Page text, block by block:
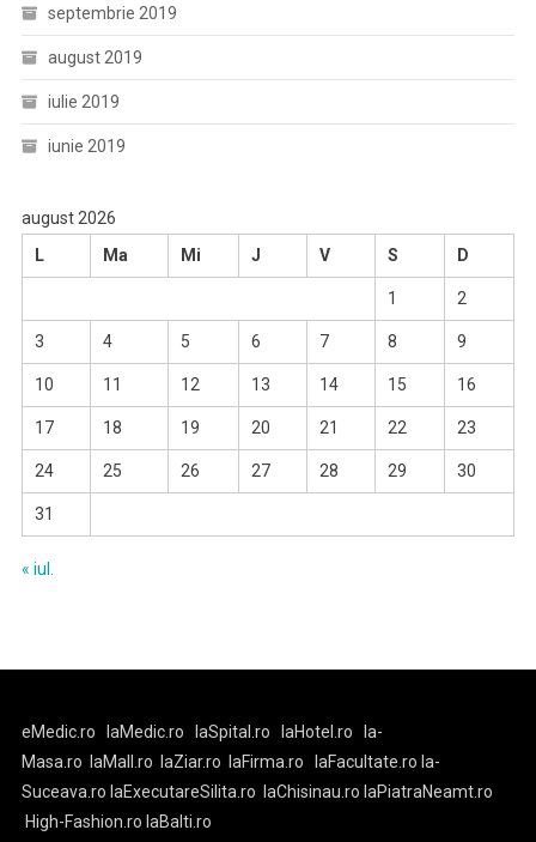
septembrie 2019
august 2019
iulie 2019
iunie 2019
august 2026
L
Ma Mi J V S D
1 2
3 4 5 6 7 8 9
10 11 12 13 14 15 16
17 18 19 20 21 22 23
24 25 26 27 28 29 30
31
« iul.
eMedic.ro laMedic.ro laSpital.ro laHotel.ro
la-
Masa.ro
laMall.ro laZiar.ro laFirma.ro laFacultate.ro la-
Suceava.ro laExecutareSilita.ro laChisinau.ro laPiatraNeamt.ro
High-Fashion.ro laBalti.ro